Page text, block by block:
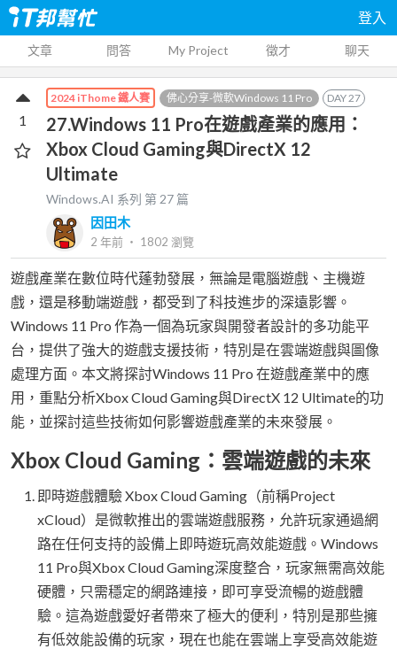
登入
文章 問答 My Project 徵才 聊天
2024 iThome 鐵人賽 佛心分享-微軟Windows 11 Pro DAY27
27.Windows 11 Pro在遊戲產業的應用：
Xbox Cloud Gaming與DirectX 12
Ultimate
Windows.AI 系列 第27 篇
因田木
2 年前 ‧ 1802 瀏覽
1
遊戲產業在數位時代蓬勃發展，無論是電腦遊戲、主機遊
戲，還是移動端遊戲，都受到了科技進步的深遠影響。
Windows 11 Pro 作為一個為玩家與開發者設計的多功能平
台，提供了強大的遊戲支援技術，特別是在雲端遊戲與圖像
處理方面。本文將探討Windows 11 Pro 在遊戲產業中的應
用，重點分析Xbox Cloud Gaming與DirectX 12 Ultimate的功
能，並探討這些技術如何影響遊戲產業的未來發展。
Xbox Cloud Gaming：雲端遊戲的未來
即時遊戲體驗 Xbox Cloud Gaming（前稱Project
xCloud）是微軟推出的雲端遊戲服務，允許玩家通過網
路在任何支持的設備上即時遊玩高效能遊戲。Windows
11 Pro與Xbox Cloud Gaming深度整合，玩家無需高效能
硬體，只需穩定的網路連接，即可享受流暢的遊戲體
驗。這為遊戲愛好者帶來了極大的便利，特別是那些擁
有低效能設備的玩家，現在也能在雲端上享受高效能遊